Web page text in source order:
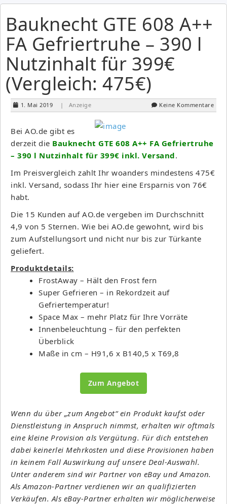
Bauknecht GTE 608 A++
FA Gefriertruhe – 390 l
Nutzinhalt für 399€
(Vergleich: 475€)
1. Mai 2019 | Anzeige Keine Kommentare
Bei AO.de gibt es
derzeit die Bauknecht GTE 608 A++ FA Gefriertruhe
– 390 l Nutzinhalt für 399€ inkl. Versand.
Im Preisvergleich zahlt Ihr woanders mindestens 475€
inkl. Versand, sodass Ihr hier eine Ersparnis von 76€
habt.
Die 15 Kunden auf AO.de vergeben im Durchschnitt
4,9 von 5 Sternen. Wie bei AO.de gewohnt, wird bis
zum Aufstellungsort und nicht nur bis zur Türkante
geliefert.
Produktdetails:
FrostAway – Hält den Frost fern
Super Gefrieren – in Rekordzeit auf
Gefriertemperatur!
Space Max – mehr Platz für Ihre Vorräte
Innenbeleuchtung – für den perfekten
Überblick
Maße in cm – H91,6 x B140,5 x T69,8
Zum Angebot
Wenn du über „zum Angebot“ ein Produkt kaufst oder
Dienstleistung in Anspruch nimmst, erhalten wir oftmals
eine kleine Provision als Vergütung. Für dich entstehen
dabei keinerlei Mehrkosten und diese Provisionen haben
in keinem Fall Auswirkung auf unsere Deal-Auswahl.
Unter anderem sind wir Partner von eBay und Amazon.
Als Amazon-Partner verdienen wir an qualifizierten
Verkäufen. Als eBay-Partner erhalten wir möglicherweise